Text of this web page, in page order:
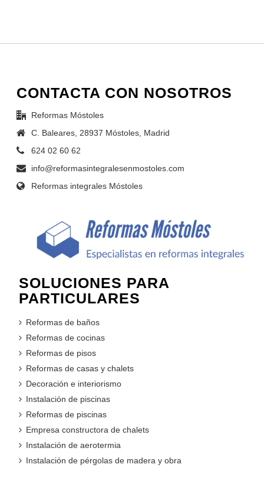
CONTACTA CON NOSOTROS
Reformas Móstoles
C. Baleares, 28937 Móstoles, Madrid
624 02 60 62
info@reformasintegralesenmostoles.com
Reformas integrales Móstoles
SOLUCIONES PARA
PARTICULARES
Reformas de baños
Reformas de cocinas
Reformas de pisos
Reformas de casas y chalets
Decoración e interiorismo
Instalación de piscinas
Reformas de piscinas
Empresa constructora de chalets
Instalación de aerotermia
Instalación de pérgolas de madera y obra